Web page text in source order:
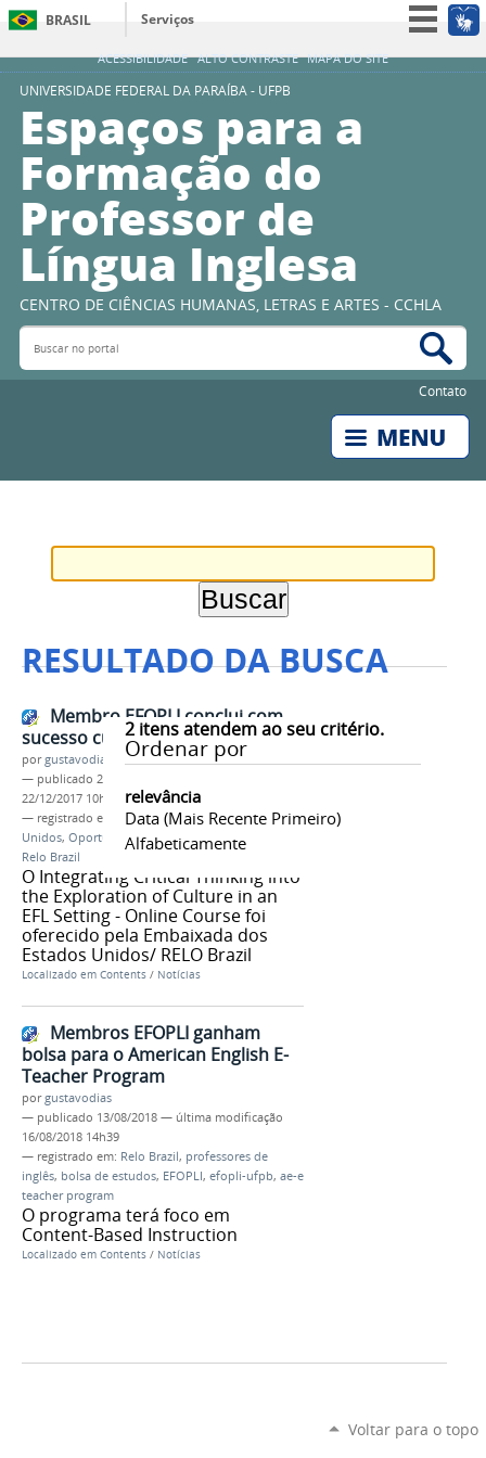
ACESSIBILIDADE ALTO CONTRASTE MAPA DO SITE
BRASIL
Serviços
Simplifique!
Acesso à informação
UNIVERSIDADE FEDERAL DA PARAÍBA - UFPB
Espaços para a
Formação do
Professor de
Língua Inglesa
CENTRO DE CIÊNCIAS HUMANAS, LETRAS E ARTES - CCHLA
Buscar no portal
Contato
RESULTADO DA BUSCA
2itens atendem ao seu critério.
Ordenar por
relevância
Data (mais Recente Primeiro)
Alfabeticamente
Membro EFOPLI conclui com
sucesso curso de Critical Thinking
porgustavodias
— publicado 22/12/2017
22/12/2017 10h18
— registrado em:
EFOPLI ,Embaixado dos Estados
Unidos, Oportunidade para professores de inglês
Relo Brazil
O Integrating Critical Thinking into
the Exploration of Culture in an
EFL Setting - Online Course foi
oferecido pela Embaixada dos
Estados Unidos/ RELO Brazil
Localizado em Contents / Notícias
Membros EFOPLI ganham
bolsa para o American English E-
Teacher Program
porgustavodias
— publicado 13/08/2018 — última modificação
16/08/2018 14h39
— registrado em: Relo Brazil, professores de
inglês, bolsa de estudos, EFOPLI, efopli-ufpb, ae-e
teacher program
O programa terá foco em
Content-Based Instruction
Localizado em Contents / Notícias
Voltar para o topo